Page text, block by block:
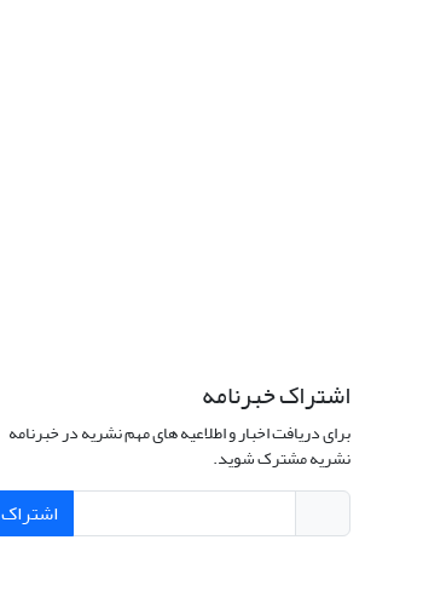
اشتراک خبرنامه
برای دریافت اخبار و اطلاعیه های مهم نشریه در خبرنامه
نشریه مشترک شوید.
اشتراک